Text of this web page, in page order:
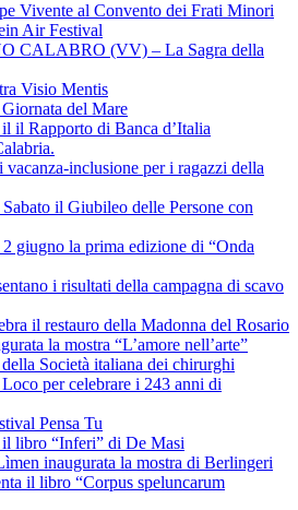
Vivente al Convento dei Frati Minori
Air Festival
CALABRO (VV) – La Sagra della
Visio Mentis
del Mare
il Rapporto di Banca d’Italia
inclusione per i ragazzi della
il Giubileo delle Persone con
giugno la prima edizione di “Onda
i risultati della campagna di scavo
il restauro della Madonna del Rosario
la mostra “L’amore nell’arte”
Società italiana dei chirurghi
per celebrare i 243 anni di
Pensa Tu
libro “Inferi” di De Masi
inaugurata la mostra di Berlingeri
il libro “Corpus speluncarum